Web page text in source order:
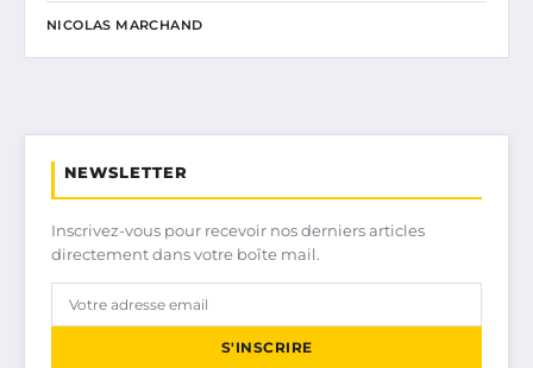
NICOLAS MARCHAND
NEWSLETTER
Inscrivez-vous pour recevoir nos derniers articles
directement dans votre boîte mail.
S'INSCRIRE